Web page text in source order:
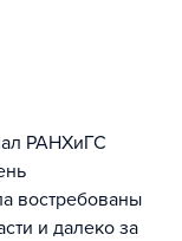
РАНХиГС
востребованы
и далеко за